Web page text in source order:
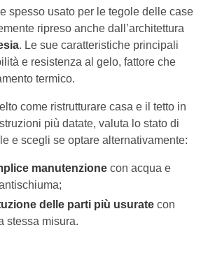
spesso usato per le tegole delle case
ripreso anche dall’architettura
. Le sue caratteristiche principali
e resistenza al gelo, fattore che
termico.
come ristrutturare casa e il tetto in
più datate, valuta lo stato di
e scegli se optare alternativamente:
manutenzione con acqua e
delle parti più usurate con
stessa misura.